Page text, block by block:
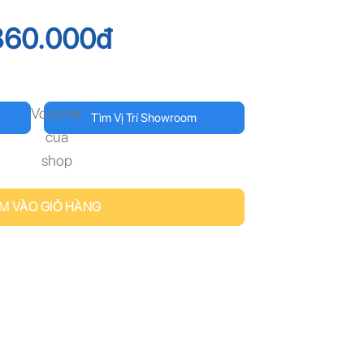
đ
Tìm Vị Trí Showroom
Voucher
của
shop
VÀO GIỎ HÀNG